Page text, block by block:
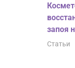
запоя
Статьи